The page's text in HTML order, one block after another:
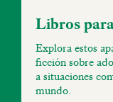
Libros
Explora estos
ficción sobre
a situaciones
mundo.